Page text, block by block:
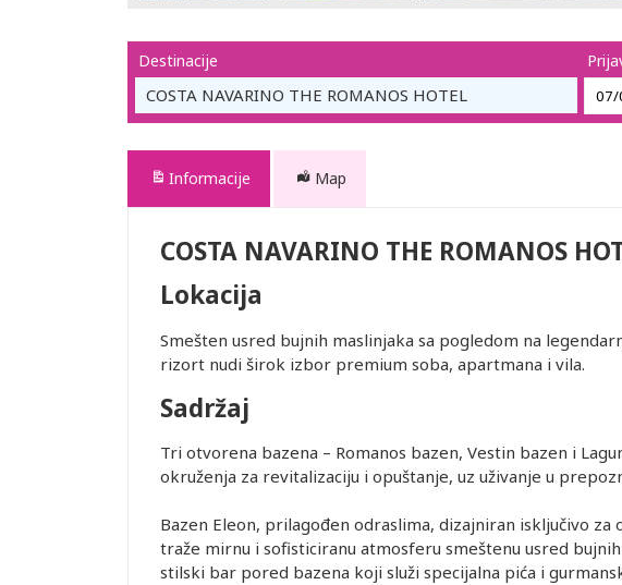
Destinacije
COSTA NAVARINO THE ROMANOS HOTEL
Informacije Map
COSTA NAVARINO THE ROMANOS
Lokacija
Smešten usred bujnih maslinjaka sa pogledom na
rizort nudi širok izbor premium soba, apartmana i vila.
Sadržaj
Tri otvorena bazena – Romanos bazen, Vestin bazen i
okruženja za revitalizaciju i opuštanje, uz uživanje u
Bazen Eleon, prilagođen odraslima, dizajniran isključivo
traže mirnu i sofisticiranu atmosferu smeštenu usred
stilski bar pored bazena koji služi specijalna pića i